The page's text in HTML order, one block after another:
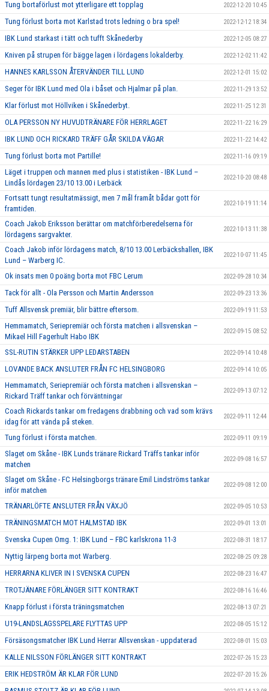
Tung bortaförlust mot ytterligare ett topplag 2022-12-20 10:45
Tung förlust borta mot Karlstad trots ledning o bra spel! 2022-12-12 18:34
IBK Lund starkast i tätt och tufft Skånederby 2022-12-05 08:27
Kniven på strupen för bägge lagen i lördagens lokalderby. 2022-12-02 11:42
HANNES KARLSSON ÅTERVÄNDER TILL LUND 2022-12-01 15:02
Seger för IBK Lund med Ola i båset och Hjalmar på plan. 2022-11-29 13:52
Klar förlust mot Höllviken i Skånederbyt. 2022-11-25 12:31
OLA PERSSON NY HUVUDTRÄNARE FÖR HERRLAGET 2022-11-22 16:29
IBK LUND OCH RICKARD TRÄFF GÅR SKILDA VÄGAR 2022-11-22 14:42
Tung förlust borta mot Partille! 2022-11-16 09:19
Läget i truppen och mannen med plus i statistiken - IBK Lund –
Lindås lördagen 23/10 13.00 i Lerbäck
2022-10-20 08:48
Fortsatt tungt resultatmässigt, men 7 mål framåt bådar gott för
framtiden.
2022-10-19 11:14
Coach Jakob Eriksson berättar om matchförberedelserna för
lördagens sargvakter.
2022-10-13 11:38
Coach Jakob inför lördagens match, 8/10 13.00 Lerbäckshallen, IBK
Lund – Warberg IC.
2022-10-07 11:45
Ok insats men 0 poäng borta mot FBC Lerum 2022-09-28 10:34
Tack för allt - Ola Persson och Martin Andersson 2022-09-23 13:36
Tuff Allsvensk premiär, blir bättre eftersom. 2022-09-19 11:53
Hemmamatch, Seriepremiär och första matchen i allsvenskan –
Mikael Hill Fagerhult Habo IBK
2022-09-15 08:52
SSL-RUTIN STÄRKER UPP LEDARSTABEN 2022-09-14 10:48
LOVANDE BACK ANSLUTER FRÅN FC HELSINGBORG 2022-09-14 10:05
Hemmamatch, Seriepremiär och första matchen i allsvenskan –
Rickard Träff tankar och förväntningar
2022-09-13 07:12
Coach Rickards tankar om fredagens drabbning och vad som krävs
idag för att vända på steken.
2022-09-11 12:44
Tung förlust i första matchen. 2022-09-11 09:19
Slaget om Skåne - IBK Lunds tränare Rickard Träffs tankar inför
matchen
2022-09-08 16:57
Slaget om Skåne - FC Helsingborgs tränare Emil Lindströms tankar
inför matchen
2022-09-08 12:00
TRÄNARLÖFTE ANSLUTER FRÅN VÄXJÖ 2022-09-05 10:53
TRÄNINGSMATCH MOT HALMSTAD IBK 2022-09-01 13:01
Svenska Cupen Omg. 1: IBK Lund – FBC karlskrona 11-3 2022-08-31 18:17
Nyttig lärpeng borta mot Warberg. 2022-08-25 09:28
HERRARNA KLIVER IN I SVENSKA CUPEN 2022-08-23 16:47
TROTJÄNARE FÖRLÄNGER SITT KONTRAKT 2022-08-16 16:46
Knapp förlust i första träningsmatchen 2022-08-13 07:21
U19-LANDSLAGSSPELARE FLYTTAS UPP 2022-08-05 15:12
Försäsongsmatcher IBK Lund Herrar Allsvenskan - uppdaterad 2022-08-01 15:03
KALLE NILSSON FÖRLÄNGER SITT KONTRAKT 2022-07-26 15:23
ERIK HEDSTRÖM ÄR KLAR FÖR LUND 2022-07-20 15:26